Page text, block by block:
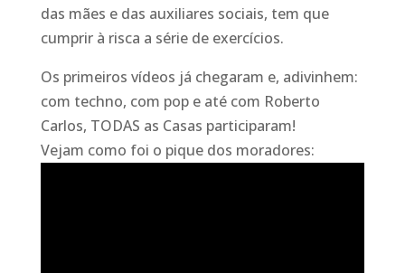
das mães e das auxiliares sociais, tem que
cumprir à risca a série de exercícios.
Os primeiros vídeos já chegaram e, adivinhem:
com techno, com pop e até com Roberto
Carlos, TODAS as Casas participaram!
Vejam como foi o pique dos moradores: